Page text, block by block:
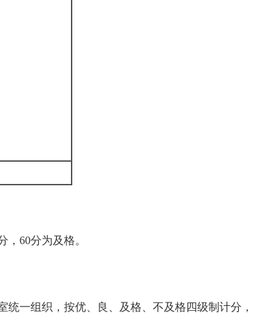
60分为及格。
一组织，按优、良、及格、不及格四级制计分，